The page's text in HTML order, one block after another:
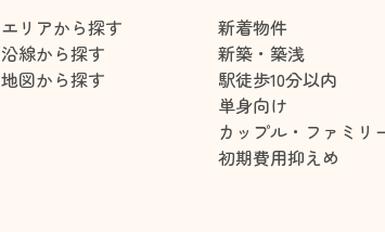
エリアから探す
沿線から探す
地図から探す
新着物件
新築・築浅
駅徒歩10分以内
単身向け
カップル・ファミリ
初期費用抑えめ